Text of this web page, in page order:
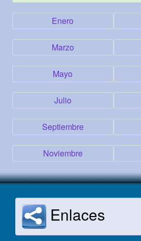
Enero
Marzo
Mayo
Julio
Septiembre
Noviembre
Enlaces